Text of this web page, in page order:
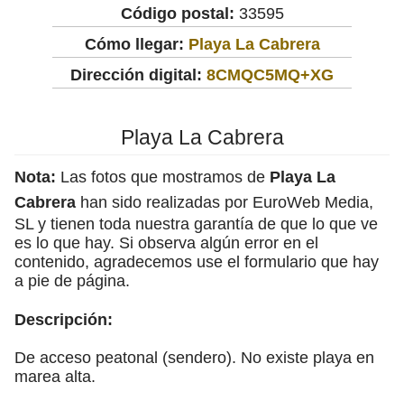
Código postal: 33595
Cómo llegar: Playa La Cabrera
Dirección digital: 8CMQC5MQ+XG
Playa La Cabrera
Nota: Las fotos que mostramos de Playa La
Cabrera han sido realizadas por EuroWeb Media,
SL y tienen toda nuestra garantía de que lo que ve
es lo que hay. Si observa algún error en el
contenido, agradecemos use el formulario que hay
a pie de página.
Descripción:
De acceso peatonal (sendero). No existe playa en
marea alta.